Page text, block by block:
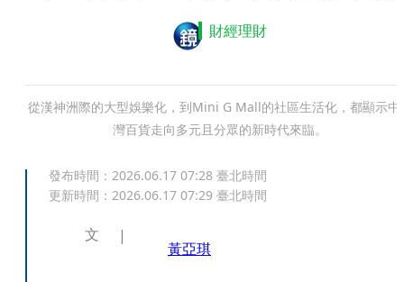
財經理財
從漢神洲際的大型娛樂化，到Mini G Mall的社區生活化，都顯示中
灣百貨走向多元且分眾的新時代來臨。
發布時間： 2026.06.17 07:28 臺北時間
更新時間： 2026.06.17 07:29 臺北時間
文
黃亞琪